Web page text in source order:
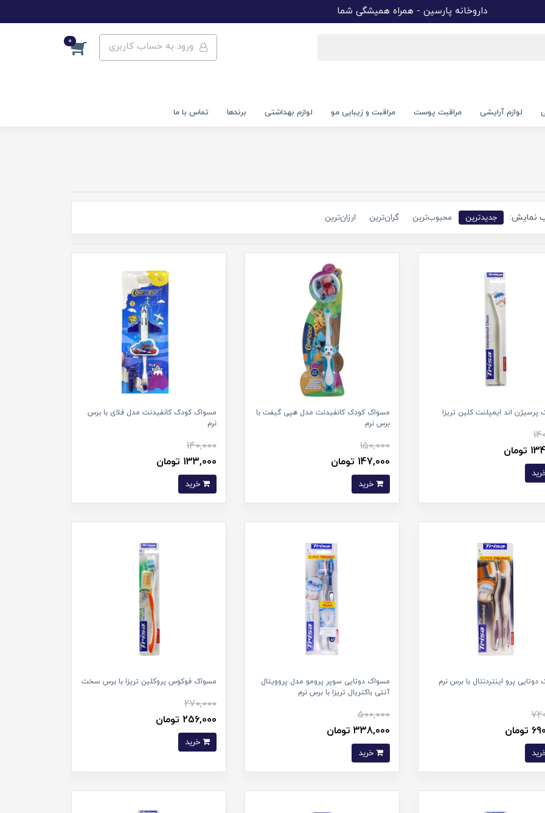
داروخانه پارسین - همراه همیشگی شما
ورود به حساب کاربری 0
لوازم آرایشی مراقبت پوست مراقبت و زیبایی مو لوازم بهداشتی برندها تماس با ما
نمایش: جدیدترین محبوب‌ترین گران‌ترین ارزان‌ترین
پرسیژن اند ایمپلنت کلین تریزا
مسواک کودک کانفیدنت مدل هپی گیفت با
برس نرم
150,000
147,000 تومان
خرید
مسواک کودک کانفیدنت مدل فلای با برس
نرم
140,000
133,000 تومان
خرید
پرو اینتردنتال با برس نرم
مسواک دوتایی سوپر پرومو مدل پروویتال
آنتی باکتریال تریزا با برس نرم
500,000
338,000 تومان
خرید
مسواک فوکوس پروکلین تریزا با برس سخت
270,000
256,000 تومان
خرید